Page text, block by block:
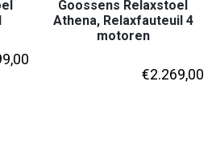
Goossens Relaxstoel
Athena, Relaxfauteuil 4
motoren
€2.269,00